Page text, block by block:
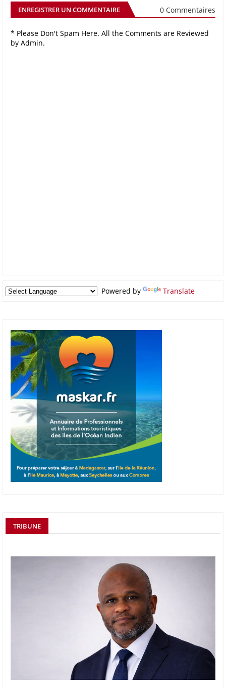
ENREGISTRER UN COMMENTAIRE 0 Commentaires
* Please Don't Spam Here. All the Comments are Reviewed
by Admin.
Powered by Translate
TRIBUNE